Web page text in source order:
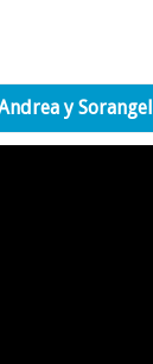
y Sorangel